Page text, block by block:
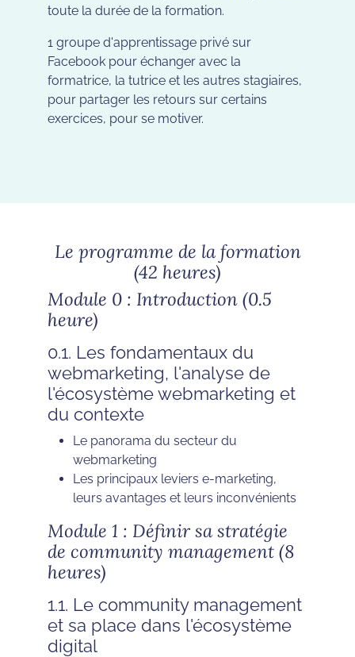
toute la durée de la formation.
1 groupe d'apprentissage privé sur
Facebook pour échanger avec la
formatrice, la tutrice et les autres stagiaires,
pour partager les retours sur certains
exercices, pour se motiver.
Le programme de la formation
(42 heures)
Module 0 : Introduction (0.5
heure)
0.1. Les fondamentaux du
webmarketing, l'analyse de
l'écosystème webmarketing et
du contexte
Le panorama du secteur du
webmarketing
Les principaux leviers e-marketing,
leurs avantages et leurs inconvénients
Module 1 : Définir sa stratégie
de community management (8
heures)
1.1. Le community management
et sa place dans l'écosystème
digital